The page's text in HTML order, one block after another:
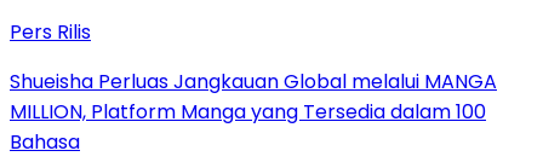
Pers Rilis
Shueisha Perluas Jangkauan Global melalui MANGA
MILLION, Platform Manga yang Tersedia dalam 100
Bahasa